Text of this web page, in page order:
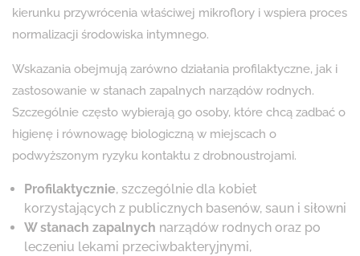
kierunku przywrócenia właściwej mikroflory i wspiera proces
normalizacji środowiska intymnego.
Wskazania obejmują zarówno działania profilaktyczne, jak i
zastosowanie w stanach zapalnych narządów rodnych.
Szczególnie często wybierają go osoby, które chcą zadbać o
higienę i równowagę biologiczną w miejscach o
podwyższonym ryzyku kontaktu z drobnoustrojami.
Profilaktycznie, szczególnie dla kobiet
korzystających z publicznych basenów, saun i siłowni
W stanach zapalnych narządów rodnych oraz po
leczeniu lekami przeciwbakteryjnymi,